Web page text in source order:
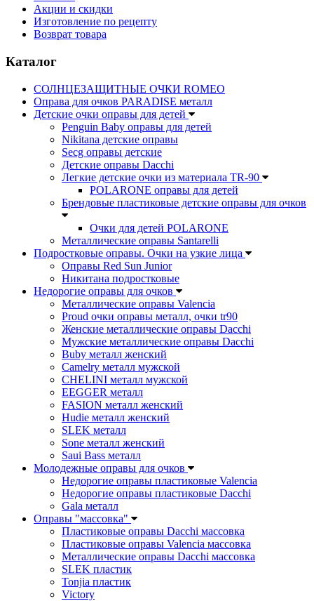
Акции и скидки
Изготовление по рецепту
Возврат товара
Каталог
СОЛНЦЕЗАЩИТНЫЕ ОЧКИ ROMEO
Оправа для очков PARADISE металл
Детские очки оправы для детей
Penguin Baby оправы для детей
Nikitana детские оправы
Secg оправы детские
Детские оправы Dacchi
Легкие детские очки из материала TR-90
POLARONE оправы для детей
Брендовые пластиковые детские оправы для очков
Очки для детей POLARONE
Металлические оправы Santarelli
Подростковые оправы. Очки на узкие лица
Оправы Red Sun Junior
Никитана подростковые
Недорогие оправы для очков
Металлические оправы Valencia
Proud очки оправы металл, очки tr90
Женские металлические оправы Dacchi
Мужские металлические оправы Dacchi
Buby металл женский
Camelry металл мужской
CHELINI металл мужской
EEGGER металл
FASION металл женский
Hudie металл женский
SLEK металл
Sone металл женский
Saui Bass металл
Молодежные оправы для очков
Недорогие оправы пластиковые Valencia
Недорогие оправы пластиковые Dacchi
Gala металл
Оправы "массовка"
Пластиковые оправы Dacchi массовка
Пластиковые оправы Valencia массовка
Металлические оправы Dacchi массовка
SLEK пластик
Tonjia пластик
Victory